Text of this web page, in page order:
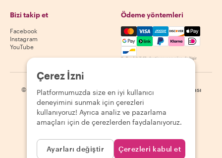
Bizi takip et
Facebook
Instagram
YouTube
Ödeme yöntemleri
Mastercard, Visa, Amex,
Kullanılabilirlik destinasyona göre değişir
© 2026 Withlocals.com Gizlilik Politikası | Site haritası
Çerez İzni
Platformumuzda size en iyi kullanıcı
deneyimini sunmak için çerezleri
kullanıyoruz! Ayrıca analiz ve pazarlama
amaçları için de çerezlerden faydalanıyoruz.
Ayarları değiştir Çerezleri kabul et